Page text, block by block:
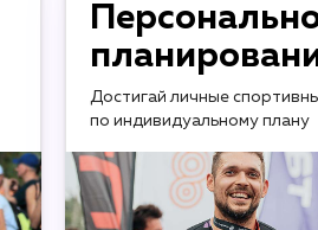
Достигай личные
по индивидуальному плану